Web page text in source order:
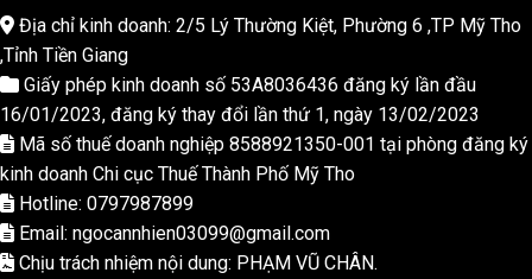
Địa chỉ kinh doanh: 2/5 Lý Thường Kiệt, Phường 6 ,TP Mỹ Tho
,Tỉnh Tiền Giang
Giấy phép kinh doanh số 53A8036436 đăng ký lần đầu
16/01/2023, đăng ký thay đổi lần thứ 1, ngày 13/02/2023
Mã số thuế doanh nghiệp 8588921350-001 tại phòng đăng ký
kinh doanh Chi cục Thuế Thành Phố Mỹ Tho
Hotline: 0797987899
Email: ngocannhien03099@gmail.com
Chịu trách nhiệm nội dung: PHẠM VŨ CHÂN.